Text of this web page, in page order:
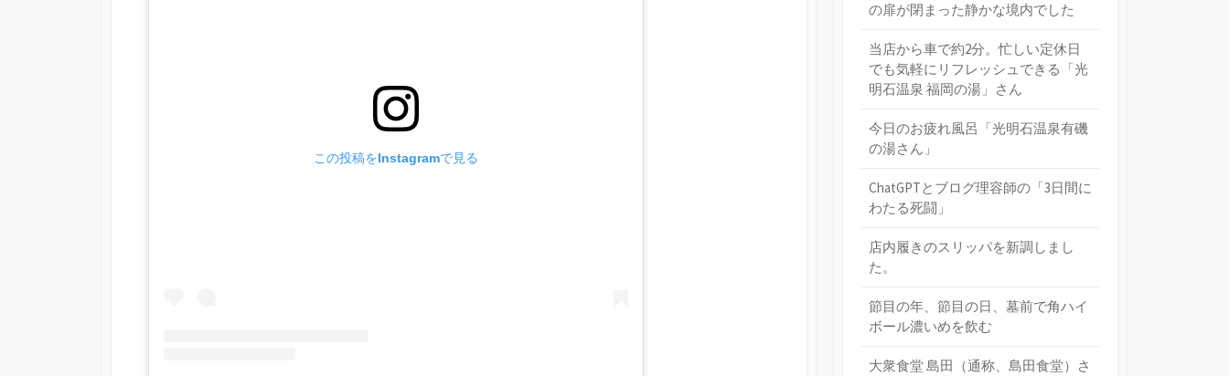
この投稿をInstagramで見る
の扉が閉まった静かな境内でした
当店から車で約2分。忙しい定休日
でも気軽にリフレッシュできる「光
明石温泉 福岡の湯」さん
今日のお疲れ風呂「光明石温泉有磯
の湯さん」
ChatGPTとブログ理容師の「3日間に
わたる死闘」
店内履きのスリッパを新調しまし
た。
節目の年、節目の日、墓前で角ハイ
ボール濃いめを飲む
大衆食堂 島田（通称、島田食堂）さ